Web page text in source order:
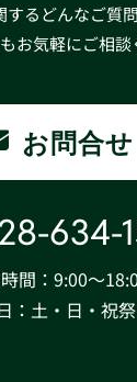
するどんなご質
お気軽にご相談
お問合せ
634-
間：9:00〜
：土・日・祝